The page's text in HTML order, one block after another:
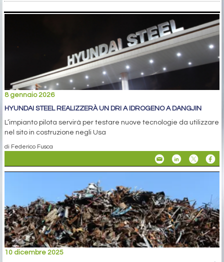
8 gennaio 2026
HYUNDAI STEEL REALIZZERÀ UN DRI A IDROGENO A DANGJIN
L’impianto pilota servirà per testare nuove tecnologie da utilizzare
nel sito in costruzione negli Usa
di Federico Fusca
10 dicembre 2025